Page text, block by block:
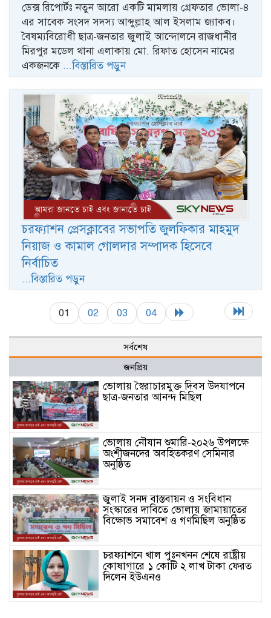
ডেক্স রিপোর্টঃ নতুন আরো একটি মামলায় গ্রেফতার ভোলা-৪
এর সাবেক সংসদ সদস্য আব্দুল্লাহ আল ইসলাম জ্যাকব।
বৈষম্যবিরোধী ছাত্র-জনতার জুলাই আন্দোলনে রাজধানীর
মিরপুর মডেল থানা এলাকায় মো. রিফাত হোসেন নামের
একজনকে ...বিস্তারিত পড়ুন
চরফ্যাশন প্রেসক্লাবের সভাপতি জুলফিকার মাহমুদ
নিয়াজ ও কামাল গোলদার সম্পাদক হিসেবে
নির্বাচিত
...বিস্তারিত পড়ুন
01 02 03 04
সর্বশেষ
জনপ্রিয়
ভোলায় স্বৈরাচারমুক্ত দিবস উদযাপনে
ছাত্র-জনতার আনন্দ মিছিল
ভোলায় নৌযান শুমারি-২০২৬ উপলক্ষে
অংশীজনদের অবহিতকরণ সেমিনার
অনুষ্ঠিত
জুলাই সনদ বাস্তবায়ন ও সংবিধান
সংস্কারের দাবিতে ভোলায় জামায়াতের
বিক্ষোভ সমাবেশ ও গণমিছিল অনুষ্ঠিত
চরফ্যাশনে খাল পুঃনখনন শেষে রাষ্ট্রীয়
কোষাগারে ১ কোটি ২ লাখ টাকা ফেরত
দিলেন ইউএনও